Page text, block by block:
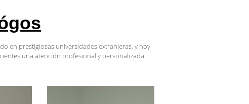
en prestigiosas universidades extranjeras, y hoy
una atención profesional y personalizada.